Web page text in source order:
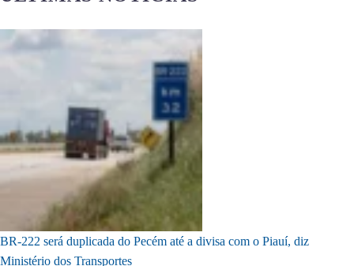
BR-222 será duplicada do Pecém até a divisa com o Piauí, diz
Ministério dos Transportes